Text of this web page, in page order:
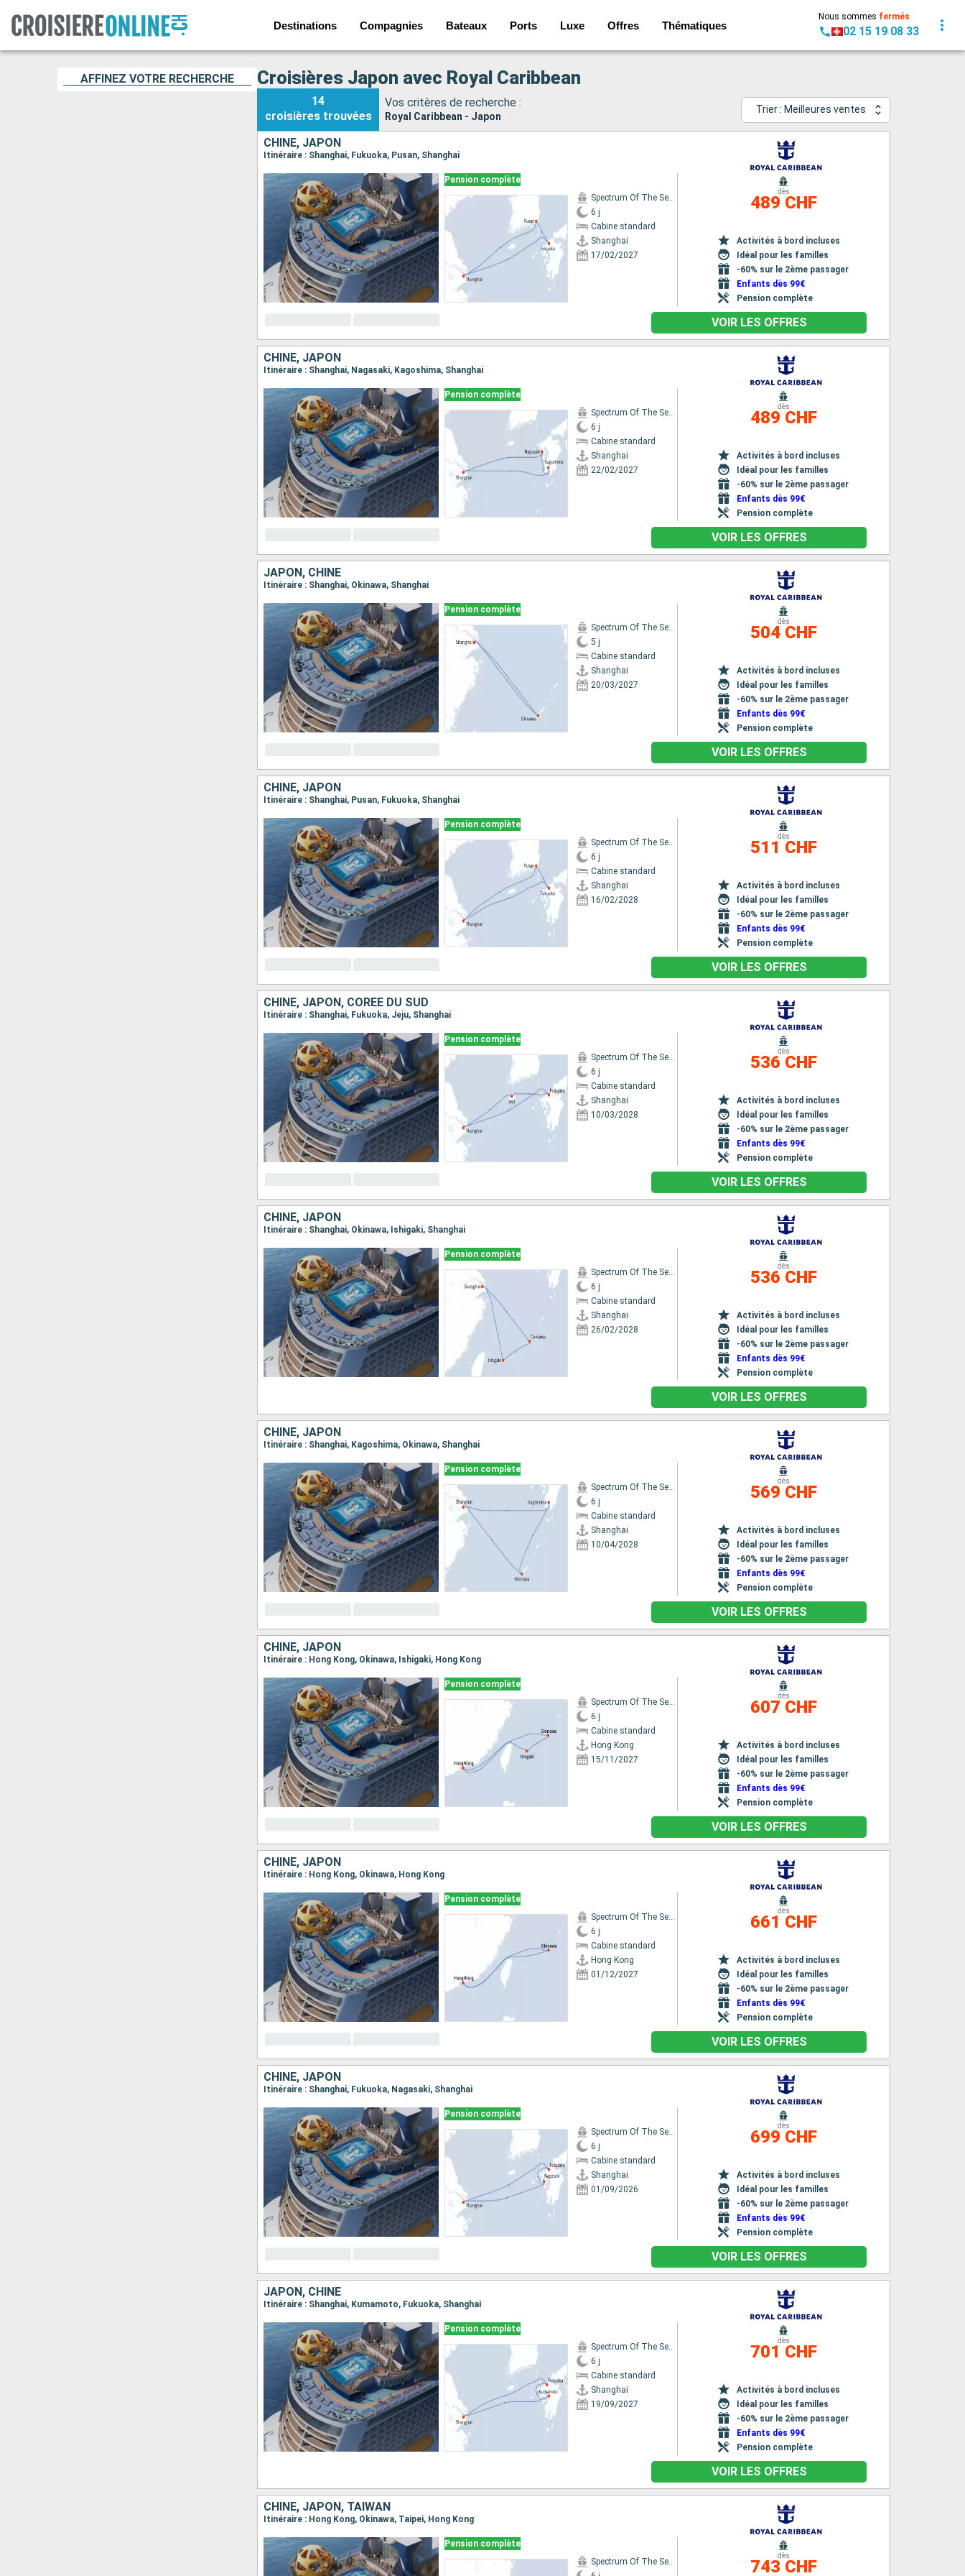
Destinations Compagnies Bateaux Ports Luxe Offres Thématiques
Nous sommes fermés
02 15 19 08 33
AFFINEZ VOTRE RECHERCHE Croisières Japon avec Royal Caribbean
14
croisières trouvées
Vos critères de recherche :
Royal Caribbean - Japon
Trier : Meilleures ventes
CHINE, JAPON
Itinéraire : Shanghai, Fukuoka, Pusan, Shanghai
Pension complète
Spectrum Of The Seas
6 j
Cabine standard
Shanghai
17/02/2027
dès
489 CHF
Activités à bord incluses
Idéal pour les familles
-60% sur le 2ème passager
Enfants dès 99€
Pension complète
VOIR LES OFFRES
CHINE, JAPON
Itinéraire : Shanghai, Nagasaki, Kagoshima, Shanghai
Pension complète
Spectrum Of The Seas
6 j
Cabine standard
Shanghai
22/02/2027
dès
489 CHF
Activités à bord incluses
Idéal pour les familles
-60% sur le 2ème passager
Enfants dès 99€
Pension complète
VOIR LES OFFRES
JAPON, CHINE
Itinéraire : Shanghai, Okinawa, Shanghai
Pension complète
Spectrum Of The Seas
5 j
Cabine standard
Shanghai
20/03/2027
dès
504 CHF
Activités à bord incluses
Idéal pour les familles
-60% sur le 2ème passager
Enfants dès 99€
Pension complète
VOIR LES OFFRES
CHINE, JAPON
Itinéraire : Shanghai, Pusan, Fukuoka, Shanghai
Pension complète
Spectrum Of The Seas
6 j
Cabine standard
Shanghai
16/02/2028
dès
511 CHF
Activités à bord incluses
Idéal pour les familles
-60% sur le 2ème passager
Enfants dès 99€
Pension complète
VOIR LES OFFRES
CHINE, JAPON, CORÉE DU SUD
Itinéraire : Shanghai, Fukuoka, Jeju, Shanghai
Pension complète
Spectrum Of The Seas
6 j
Cabine standard
Shanghai
10/03/2028
dès
536 CHF
Activités à bord incluses
Idéal pour les familles
-60% sur le 2ème passager
Enfants dès 99€
Pension complète
VOIR LES OFFRES
CHINE, JAPON
Itinéraire : Shanghai, Okinawa, Ishigaki, Shanghai
Pension complète
Spectrum Of The Seas
6 j
Cabine standard
Shanghai
26/02/2028
dès
536 CHF
Activités à bord incluses
Idéal pour les familles
-60% sur le 2ème passager
Enfants dès 99€
Pension complète
VOIR LES OFFRES
CHINE, JAPON
Itinéraire : Shanghai, Kagoshima, Okinawa, Shanghai
Pension complète
Spectrum Of The Seas
6 j
Cabine standard
Shanghai
10/04/2028
dès
569 CHF
Activités à bord incluses
Idéal pour les familles
-60% sur le 2ème passager
Enfants dès 99€
Pension complète
VOIR LES OFFRES
CHINE, JAPON
Itinéraire : Hong Kong, Okinawa, Ishigaki, Hong Kong
Pension complète
Spectrum Of The Seas
6 j
Cabine standard
Hong Kong
15/11/2027
dès
607 CHF
Activités à bord incluses
Idéal pour les familles
-60% sur le 2ème passager
Enfants dès 99€
Pension complète
VOIR LES OFFRES
CHINE, JAPON
Itinéraire : Hong Kong, Okinawa, Hong Kong
Pension complète
Spectrum Of The Seas
6 j
Cabine standard
Hong Kong
01/12/2027
dès
661 CHF
Activités à bord incluses
Idéal pour les familles
-60% sur le 2ème passager
Enfants dès 99€
Pension complète
VOIR LES OFFRES
CHINE, JAPON
Itinéraire : Shanghai, Fukuoka, Nagasaki, Shanghai
Pension complète
Spectrum Of The Seas
6 j
Cabine standard
Shanghai
01/09/2026
dès
699 CHF
Activités à bord incluses
Idéal pour les familles
-60% sur le 2ème passager
Enfants dès 99€
Pension complète
VOIR LES OFFRES
JAPON, CHINE
Itinéraire : Shanghai, Kumamoto, Fukuoka, Shanghai
Pension complète
Spectrum Of The Seas
6 j
Cabine standard
Shanghai
19/09/2027
dès
701 CHF
Activités à bord incluses
Idéal pour les familles
-60% sur le 2ème passager
Enfants dès 99€
Pension complète
VOIR LES OFFRES
CHINE, JAPON, TAÏWAN
Itinéraire : Hong Kong, Okinawa, Taipei, Hong Kong
Pension complète
Spectrum Of The Seas
dès
743 CHF